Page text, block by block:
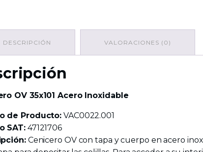
DESCRIPCIÓN VALORACIONES (0)
OV 35x101 Acero Inoxidable
de Producto: VAC0022.001
SAT:47121706
Cenicero OV con tapa y cuerpo en acero